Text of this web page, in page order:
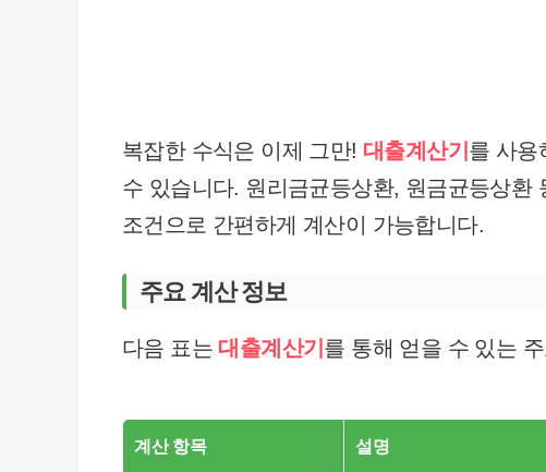
복잡한 수식은 이제 그만! 대출계산기 를 사용
수 있습니다. 원리금균등상환, 원금균등상환
조건으로 간편하게 계산이 가능합니다.
주요 계산 정보
다음 표는 대출계산기 를 통해 얻을 수 있는
계산 항목 설명